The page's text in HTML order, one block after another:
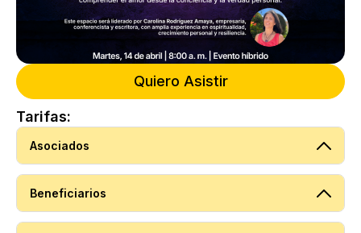
Quiero Asistir
Tarifas:
Asociados
Beneficiarios